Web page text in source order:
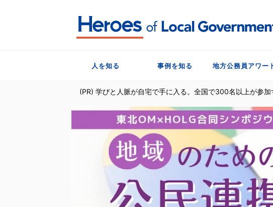
人を知る 事例を知る 地方公務員アワー
(PR) 学びと人脈が自宅で手に入る。全国で300名以上が参